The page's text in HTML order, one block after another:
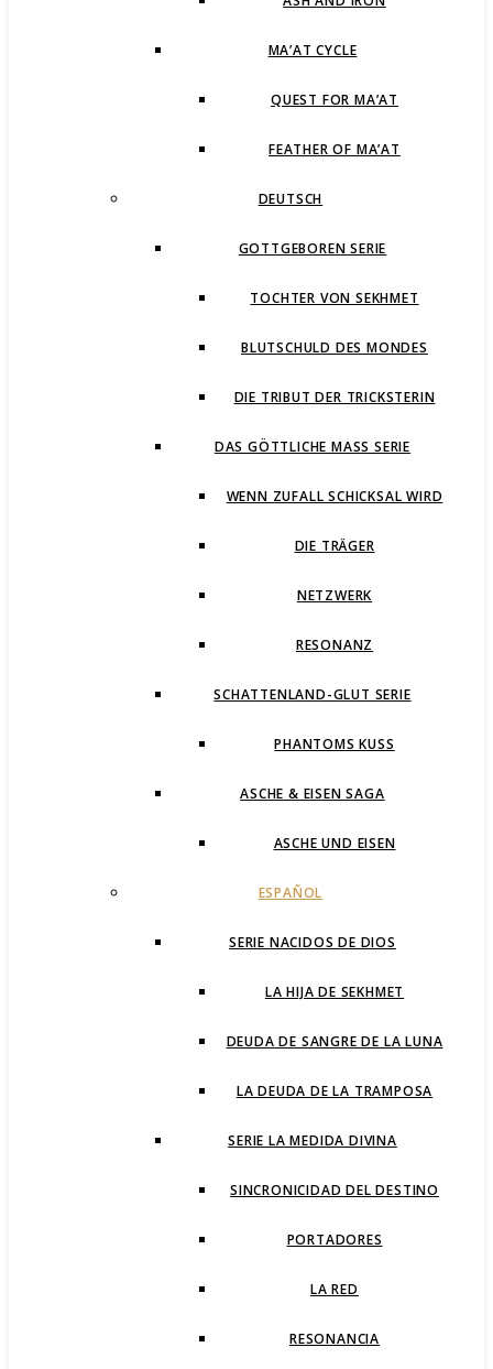
MA’AT CYCLE
QUEST FOR MA’AT
FEATHER OF MA’AT
DEUTSCH
GOTTGEBOREN SERIE
TOCHTER VON SEKHMET
BLUTSCHULD DES MONDES
DIE TRIBUT DER TRICKSTERIN
DAS GÖTTLICHE MASS SERIE
WENN ZUFALL SCHICKSAL WIRD
DIE TRÄGER
NETZWERK
RESONANZ
SCHATTENLAND-GLUT SERIE
PHANTOMS KUSS
ASCHE & EISEN SAGA
ASCHE UND EISEN
ESPAÑOL
SERIE NACIDOS DE DIOS
LA HIJA DE SEKHMET
DEUDA DE SANGRE DE LA LUNA
LA DEUDA DE LA TRAMPOSA
SERIE LA MEDIDA DIVINA
SINCRONICIDAD DEL DESTINO
PORTADORES
LA RED
RESONANCIA